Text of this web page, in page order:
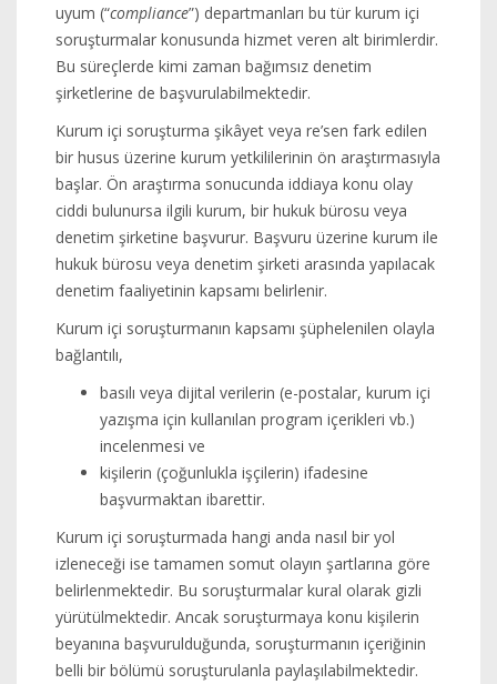
uyum (“compliance”) departmanları bu tür kurum içi
soruşturmalar konusunda hizmet veren alt birimlerdir.
Bu süreçlerde kimi zaman bağımsız denetim
şirketlerine de başvurulabilmektedir.
Kurum içi soruşturma şikâyet veya re’sen fark edilen
bir husus üzerine kurum yetkililerinin ön araştırmasıyla
başlar. Ön araştırma sonucunda iddiaya konu olay
ciddi bulunursa ilgili kurum, bir hukuk bürosu veya
denetim şirketine başvurur. Başvuru üzerine kurum ile
hukuk bürosu veya denetim şirketi arasında yapılacak
denetim faaliyetinin kapsamı belirlenir.
Kurum içi soruşturmanın kapsamı şüphelenilen olayla
bağlantılı,
basılı veya dijital verilerin (e-postalar, kurum içi
yazışma için kullanılan program içerikleri vb.)
incelenmesi ve
kişilerin (çoğunlukla işçilerin) ifadesine
başvurmaktan ibarettir.
Kurum içi soruşturmada hangi anda nasıl bir yol
izleneceği ise tamamen somut olayın şartlarına göre
belirlenmektedir. Bu soruşturmalar kural olarak gizli
yürütülmektedir. Ancak soruşturmaya konu kişilerin
beyanına başvurulduğunda, soruşturmanın içeriğinin
belli bir bölümü soruşturulanla paylaşılabilmektedir.